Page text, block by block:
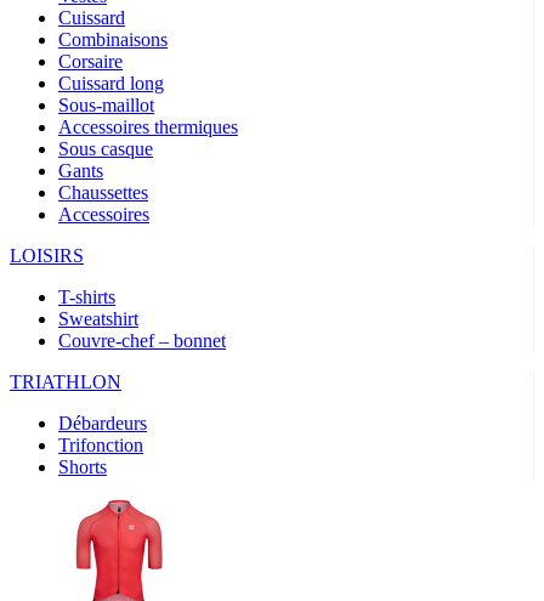
Cuissard
Combinaisons
Corsaire
Cuissard long
Sous-maillot
Accessoires thermiques
Sous casque
Gants
Chaussettes
Accessoires
LOISIRS
T-shirts
Sweatshirt
Couvre-chef – bonnet
TRIATHLON
Débardeurs
Trifonction
Shorts